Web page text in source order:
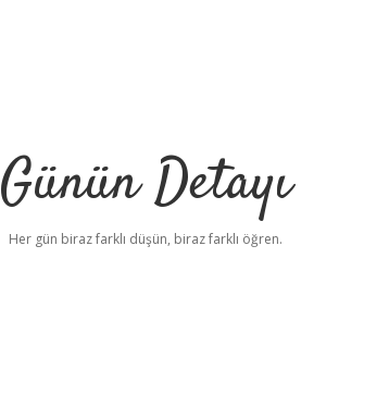
Günün Detayı
Her gün biraz farklı düşün, biraz farklı öğren.